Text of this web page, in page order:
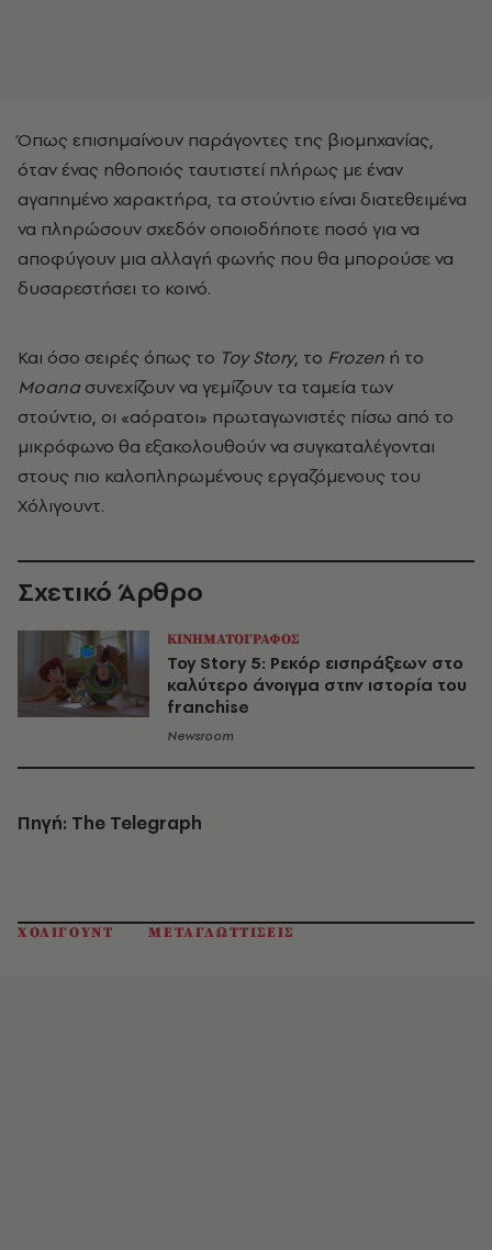
Όπως επισημαίνουν παράγοντες της βιομηχανίας,
όταν ένας ηθοποιός ταυτιστεί πλήρως με έναν
αγαπημένο χαρακτήρα, τα στούντιο είναι διατεθειμένα
να πληρώσουν σχεδόν οποιοδήποτε ποσό για να
αποφύγουν μια αλλαγή φωνής που θα μπορούσε να
δυσαρεστήσει το κοινό.
Και όσο σειρές όπως το Toy Story, το Frozen ή το
Moanaσυνεχίζουν να γεμίζουν τα ταμεία των
στούντιο, οι «αόρατοι» πρωταγωνιστές πίσω από το
μικρόφωνο θα εξακολουθούν να συγκαταλέγονται
στους πιο καλοπληρωμένους εργαζόμενους του
Χόλιγουντ.
Σχετικό Άρθρο
ΚΙΝΗΜΑΤΟΓΡΑΦΟΣ
Toy Story 5: Ρεκόρ εισπράξεων στο
καλύτερο άνοιγμα στην ιστορία του
franchise
Newsroom
Πηγή: The Telegraph
ΧΟΛΙΓΟΥΝΤ ΜΕΤΑΓΛΩΤΤΙΣΕΙΣ